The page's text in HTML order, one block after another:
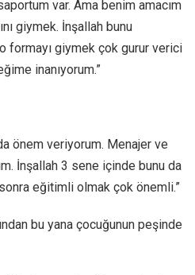
var. Ama benim amacım
giymek. İnşallah bunu
formayı giymek çok gurur verici
inanıyorum.”
önem veriyorum. Menajer ve
İnşallah 3 sene içinde bunu da
eğitimli olmak çok önemli.”
bu yana çocuğunun peşinde